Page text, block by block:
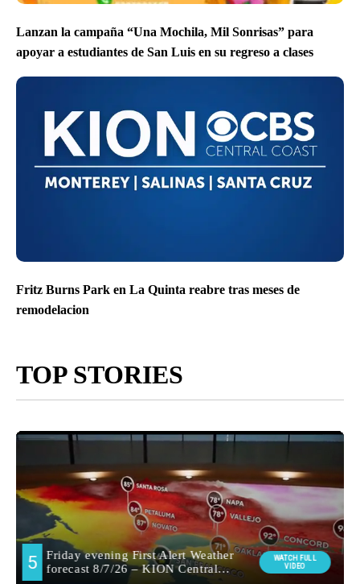
Lanzan la campaña “Una Mochila, Mil Sonrisas” para
apoyar a estudiantes de San Luis en su regreso a clases
Fritz Burns Park en La Quinta reabre tras meses de
remodelacion
TOP STORIES